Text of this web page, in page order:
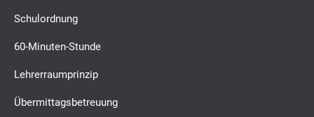
Schulordnung
60-Minuten-Stunde
Lehrerraumprinzip
Übermittagsbetreuung